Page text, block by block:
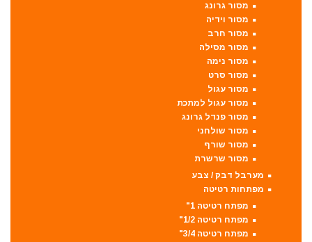
מסור גרונג
מסור וידיה
מסור חרב
מסור מסילה
מסור נימה
מסור סרט
מסור עגול
מסור עגול למתכת
מסור פנדל גרונג
מסור שולחני
מסור שורף
מסור שרשרת
מערבל דבק / צבע
מפתחות רטיטה
מפתח רטיטה 1"
מפתח רטיטה 1/2"
מפתח רטיטה 3/4"